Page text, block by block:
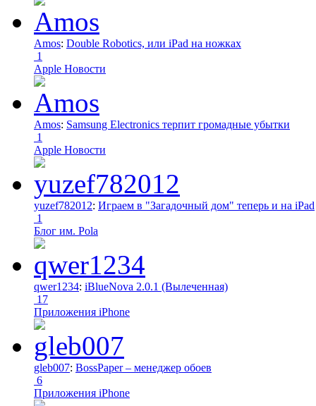
Amos: Double Robotics, или iPad на ножках
1
Apple Новости
Amos: Samsung Electronics терпит громадные убытки
1
Apple Новости
yuzef782012: Играем в "Загадочный дом" теперь и на iPad
1
Блог им. Pola
qwer1234: iBlueNova 2.0.1 (Вылеченная)
17
Приложения iPhone
gleb007: BossPaper – менеджер обоев
6
Приложения iPhone